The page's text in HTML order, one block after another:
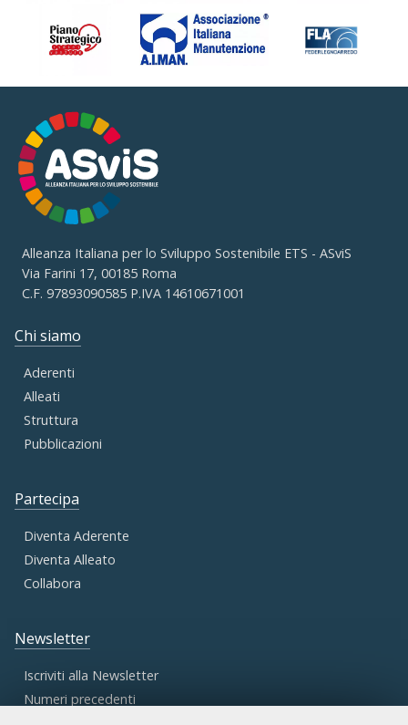
Alleanza Italiana per lo Sviluppo Sostenibile ETS - ASviS
Via Farini 17, 00185 Roma
C.F. 97893090585 P.IVA 14610671001
Chi siamo
Aderenti
Alleati
Struttura
Pubblicazioni
Partecipa
Diventa Aderente
Diventa Alleato
Collabora
Newsletter
Iscriviti alla Newsletter
Numeri precedenti